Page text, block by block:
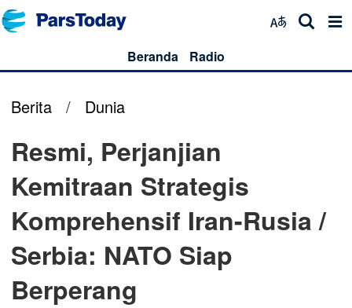
Beranda Radio
Berita / Dunia
Resmi, Perjanjian
Kemitraan Strategis
Komprehensif Iran-Rusia /
Serbia: NATO Siap
Berperang